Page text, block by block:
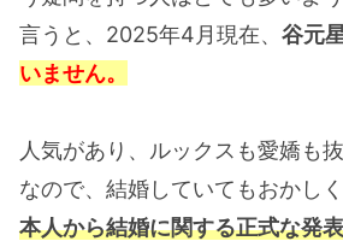
言うと、2025年4月現在、 谷元
いません。
人気があり、ルックスも愛嬌も
なので、結婚していてもおかし
本人から結婚に関する正式な発